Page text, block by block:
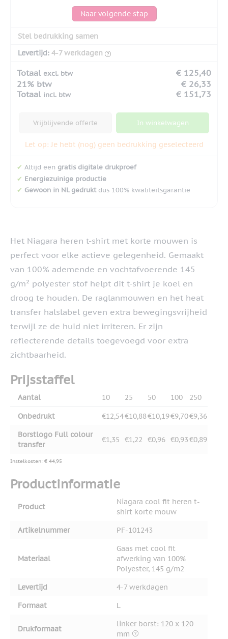
Naar volgende stap
Stel bedrukking samen
Levertijd: 4-7 werkdagen
Totaal excl. btw
€ 125,40
21% btw
€ 26,33
Totaal incl. btw € 151,73
Vrijblijvende offerte In winkelwagen
Let op: Je hebt (nog) geen bedrukking geselecteerd
✔ Altijd een gratis digitale drukproef
✔ Energiezuinige productie
✔ Gewoon in NL gedruktdus 100% kwaliteitsgarantie
Het Niagara heren t-shirt met korte mouwen is
perfect voor elke actieve gelegenheid. Gemaakt
van 100% ademende en vochtafvoerende 145
g/m² polyester stof helpt dit t-shirt je koel en
droog te houden. De raglanmouwen en het heat
transfer halslabel geven extra bewegingsvrijheid
terwijl ze de huid niet irriteren. Er zijn
reflecterende details toegevoegd voor extra
zichtbaarheid.
Prijsstaffel
Aantal 10 25 50 100 250
Onbedrukt €12,54€10,88€10,19€9,70€9,36
Borstlogo Full colour
transfer
€1,35 €1,22 €0,96 €0,93€0,89
Instelkosten: € 44,95
Productinformatie
Product
Niagara cool fit heren t-
shirt korte mouw
Artikelnummer
PF-101243
Materiaal
Gaas met cool fit
afwerking van 100%
Polyester, 145 g/m2
Levertijd
4-7 werkdagen
Formaat
L
Drukformaat
linker borst: 120 x 120
mm